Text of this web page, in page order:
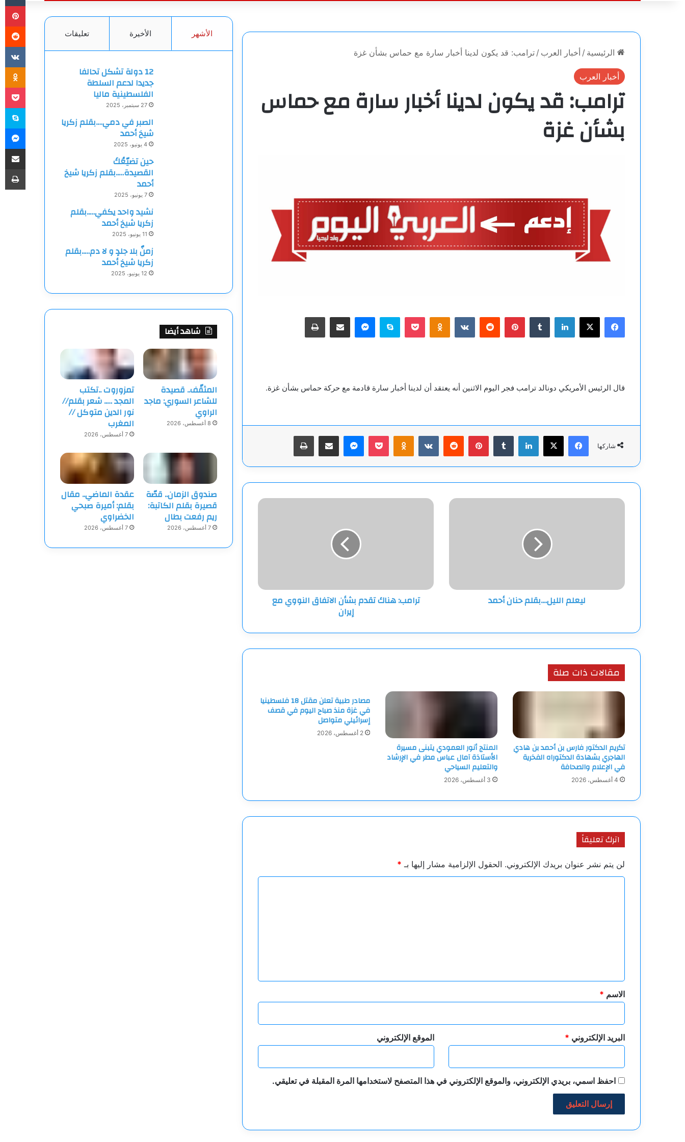
عن
الرئيسية / أخبار العرب / ترامب: قد يكون لدينا أخبار سارة مع حماس بشأن غزة
أخبار العرب
ترامب: قد يكون لدينا أخبار سارة مع حماس
بشأن غزة
فيسبوك
‫X لينكدإن بينتيريست Odnoklassniki
‫Pocketسكايبماسنجرمشاركة عبر البريد طباعة
قال الرئيس الأمريكي دونالد ترامب فجر اليوم الاثنين أنه يعتقد أن لدينا أخبار سارة قادمة مع حركة حماس بشأن غزة.
شاركها
فيسبوك
‫X لينكدإن بينتيريست Odnoklassniki
‫Pocketماسنجرمشاركة عبر البريد طباعة
ليعلم
ليعلم الليل....بقلم حنان أحمد
ترامب:
ترامب: هناك تقدم بشأن الاتفاق النووي مع
إيران
مقالات ذات صلة
تكريم الدكتور فارس بن أحمد بن هادي
الهاجري بشهادة الدكتوراه الفخرية
في الإعلام والصحافة
4 أغسطس، 2026
المنتج أنور العمودي يتبنى مسيرة
الأستاذة آمال عباس مطر في الإرشاد
والتعليم السياحي
3 أغسطس، 2026
مصادر طبية تعلن مقتل 18 فلسطينيا
في غزة منذ صباح اليوم في قصف
إسرائيلي متواصل
2 أغسطس، 2026
اترك تعليقاً
لن يتم نشر عنوان بريدك الإلكتروني. الحقول الإلزامية مشار إليها بـ *
*
الاسم *
البريد الإلكتروني * الموقع الإلكتروني
احفظ اسمي، بريدي الإلكتروني، والموقع الإلكتروني في هذا المتصفح لاستخدامها المرة المقبلة في تعليقي.
الأشهر الأخيرة تعليقات
12 دولة تشكل تحالفا
جديدا لدعم السلطة
الفلسطينية ماليا
27 سبتمبر، 2025
الصبر في دمي….بقلم زكريا
شيخ أحمد
4 يونيو، 2025
حين تضيّعُكَ
القصيدة…..بقلم زكريا شيخ
أحمد
7 يونيو، 2025
نشيد واحد يكفي…..بقلم
زكريا شيخ أحمد
11 يونيو، 2025
زمنٌ بلا جلدٍ و لا دم…..بقلم
زكريا شيخ أحمد
12 يونيو، 2025
شاهد أيضا
المثقّف.. قصيدة
للشاعر السوري: ماجد
الراوي
8 أغسطس، 2026
تمزوروت ..تكتب
المجد ….. شعر بقلم//
نور الدين متوكل //
المغرب
7 أغسطس، 2026
صندوق الزمان.. قصّة
قصيرة بقلم الكاتبة:
ريم رفعت بطال
7 أغسطس، 2026
عقدة الماضي.. مقال
بقلم: أميرة صبحي
الخضراوي
7 أغسطس، 2026